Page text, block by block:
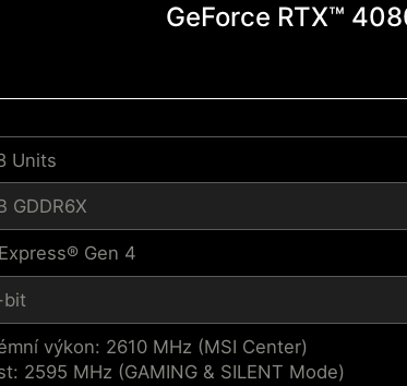
GeForce RTX™
Units
GDDR6X
Gen 4
bit
výkon: 2610 MHz (MSI Center)
2595 MHz (GAMING & SILENT Mode)